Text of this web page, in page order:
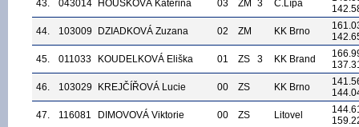
43.
043014 HOUŠKOVÁ Kateřina 03 ZM 3 Č.Lípa
44.
103009 DZIADKOVÁ Zuzana 02 ZM KK Brno
45.
011033 KOUDELKOVÁ Eliška 01 ZS 3 KK Brand
46.
103029 KREJČÍŘOVÁ Lucie 00 ZS KK Brno
47.
116081 DIMOVOVÁ Viktorie 00 ZS Litovel